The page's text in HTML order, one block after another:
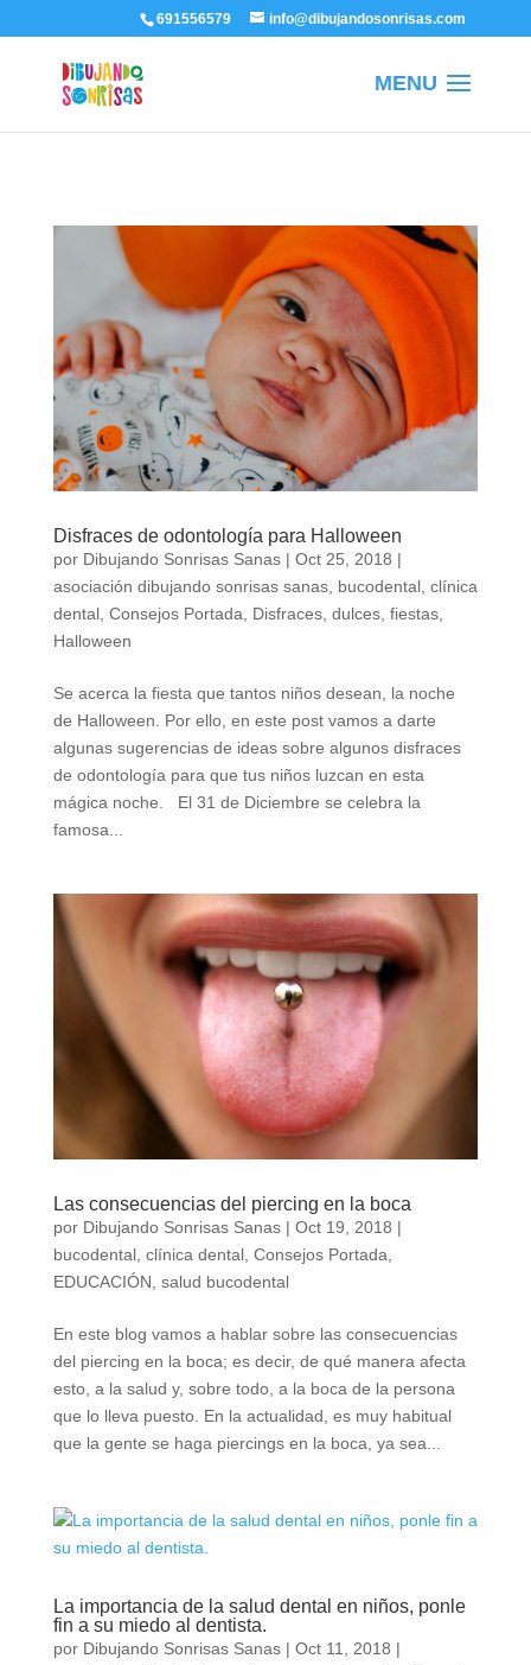
691556579 info@dibujandosonrisas.com
Disfraces de odontología para Halloween
por Dibujando Sonrisas Sanas| Oct 25, 2018 |
asociación dibujando sonrisas sanas, bucodental, clínica
dental, Consejos Portada Disfraces, dulces, fiestas,
Halloween
Se acerca la fiesta que tantos niños desean, la noche
de Halloween. Por ello, en este post vamos a darte
algunas sugerencias de ideas sobre algunos disfraces
de odontología para que tus niños luzcan en esta
mágica noche. El 31 de Diciembre se celebra la
famosa...
Las consecuencias del piercing en la boca
por Dibujando Sonrisas Sanas| Oct 19, 2018 |
bucodental, clínica dental, Consejos Portada
EDUCACIÓN salud bucodental
En este blog vamos a hablar sobre las consecuencias
del piercing en la boca; es decir, de qué manera afecta
esto, a la salud y, sobre todo, a la boca de la persona
que lo lleva puesto. En la actualidad, es muy habitual
que la gente se haga piercings en la boca, ya sea...
La importancia de la salud dental en niños, ponle
fin a su miedo al dentista.
por Dibujando Sonrisas Sanas| Oct 11, 2018 |